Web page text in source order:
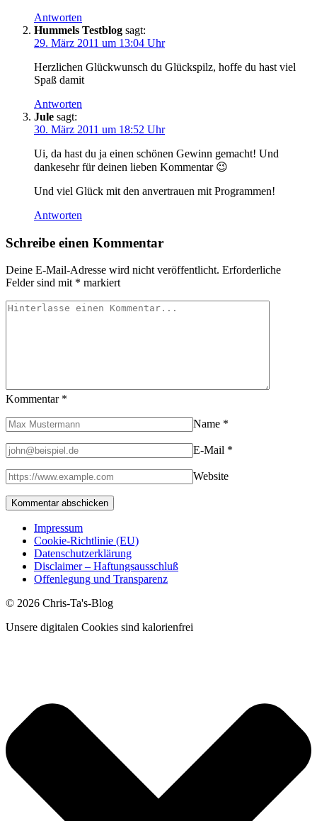
Antworten
Hummels Testblog sagt:
29. März 2011 um 13:04 Uhr
Herzlichen Glückwunsch du Glückspilz, hoffe du hast viel
Spaß damit
Antworten
Jule sagt:
30. März 2011 um 18:52 Uhr
Ui, da hast du ja einen schönen Gewinn gemacht! Und
dankesehr für deinen lieben Kommentar 😉
Und viel Glück mit den anvertrauen mit Programmen!
Antworten
Schreibe einen Kommentar
Deine E-Mail-Adresse wird nicht veröffentlicht. Erforderliche
Felder sind mit * markiert
Kommentar *
Name *
E-Mail *
Website
Impressum
Cookie-Richtlinie (EU)
Datenschutzerklärung
Disclaimer – Haftungsausschluß
Offenlegung und Transparenz
© 2026 Chris-Ta's-Blog
Unsere digitalen Cookies sind kalorienfrei